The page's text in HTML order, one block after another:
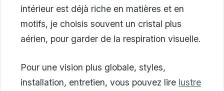
intérieur est déjà riche en matières et en
motifs, je choisis souvent un cristal plus
aérien, pour garder de la respiration visuelle.
Pour une vision plus globale, styles,
installation, entretien, vous pouvez lire lustre